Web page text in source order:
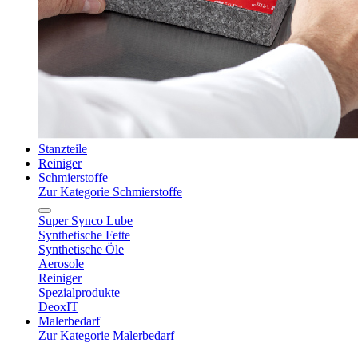
Stanzteile
Reiniger
Schmierstoffe
Zur Kategorie Schmierstoffe
Super Synco Lube
Synthetische Fette
Synthetische Öle
Aerosole
Reiniger
Spezialprodukte
DeoxIT
Malerbedarf
Zur Kategorie Malerbedarf